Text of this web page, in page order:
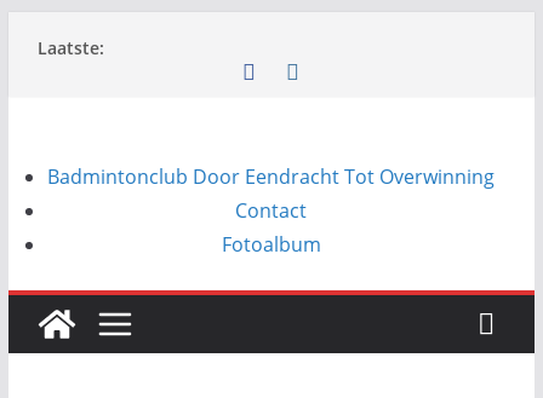
naar
Laatste:
Badmintonclub Door Eendracht Tot Overwinning
Contact
Fotoalbum